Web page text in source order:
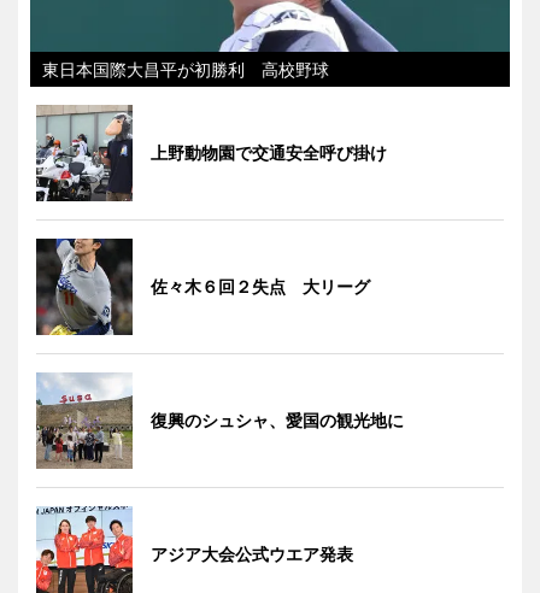
東日本国際大昌平が初勝利 高校野球
上野動物園で交通安全呼び掛け
佐々木６回２失点 大リーグ
復興のシュシャ、愛国の観光地に
アジア大会公式ウエア発表